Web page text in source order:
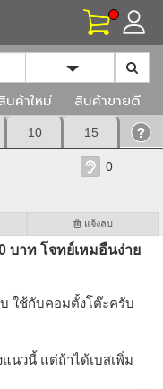
Toggle
นค้าใหม่ สินค้าขายดี
10 15
0
แจ้งลบ
บาท โจทย์เหมอืนง่าย
ใช้กับคอมตั้งโต๊ะครับ
แนวนี้ แต่ถ้าได้เบสเพิ่ม